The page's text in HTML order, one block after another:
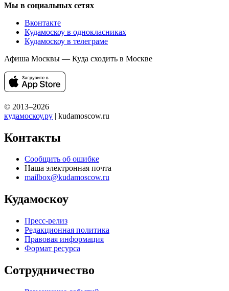
Мы в социальных сетях
Вконтакте
Кудамоскоу в однокласниках
Кудамоскоу в телеграме
Афиша Москвы — Куда сходить в Москве
© 2013–2026
кудамоскоу.ру | kudamoscow.ru
Контакты
Сообщить об ошибке
Наша электронная почта
mailbox@kudamoscow.ru
Кудамоскоу
Пресс-релиз
Редакционная политика
Правовая информация
Формат ресурса
Сотрудничество